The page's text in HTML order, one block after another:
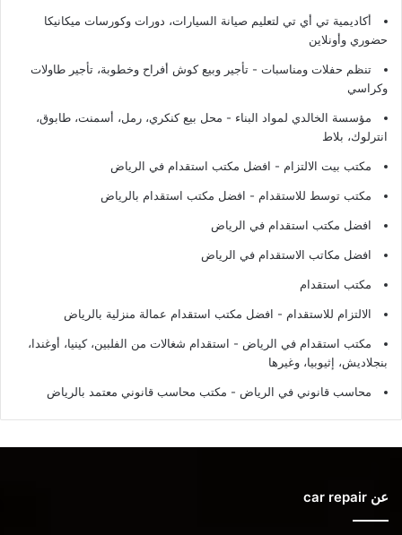
أكاديمية تي أي تي لتعليم صيانة السيارات، دورات وكورسات ميكانيكا
حضوري وأونلاين
تنظم حفلات ومناسبات - تأجير وبيع كوش أفراح وخطوبة، تأجير طاولات
وكراسي
مؤسسة الخالدي لمواد البناء - محل بيع كنكري، رمل، أسمنت، طابوق،
انترلوك، بلاط
مكتب بيت الالتزام - افضل مكتب استقدام في الرياض
مكتب توسط للاستقدام - افضل مكتب استقدام بالرياض
افضل مكتب استقدام في الرياض
افضل مكاتب الاستقدام في الرياض
مكتب استقدام
الالتزام للاستقدام - افضل مكتب استقدام عمالة منزلية بالرياض
مكتب استقدام في الرياض - استقدام شغالات من الفلبين، كينيا، أوغندا،
بنجلاديش، إثيوبيا، وغيرها
محاسب قانوني في الرياض - مكتب محاسب قانوني معتمد بالرياض
عن car repair